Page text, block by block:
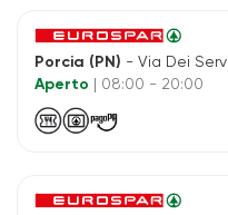
Porcia (PN) - Via Dei
Aperto
| 08:00 - 20:00